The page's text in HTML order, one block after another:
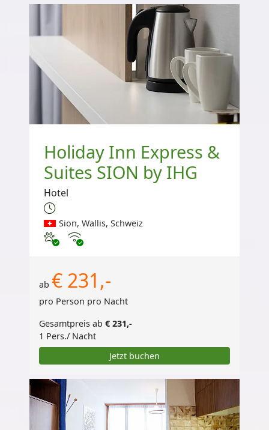
Holiday Inn Express &
Suites SION by IHG
Hotel
Sion, Wallis, Schweiz
Haustiere erlaubt
Internet
ab € 231,-
pro Person pro Nacht
Gesamtpreis ab € 231,-
1 Pers./ Nacht
Jetzt buchen